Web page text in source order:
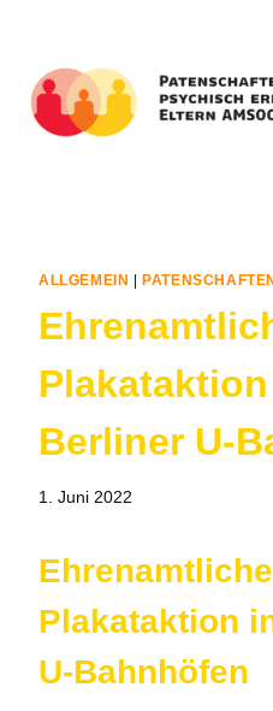
springen
ALLGEMEIN PATENSCHAFTEN
Berliner U-
1. Juni 2022
Plakataktion
U-Bahnhöfen